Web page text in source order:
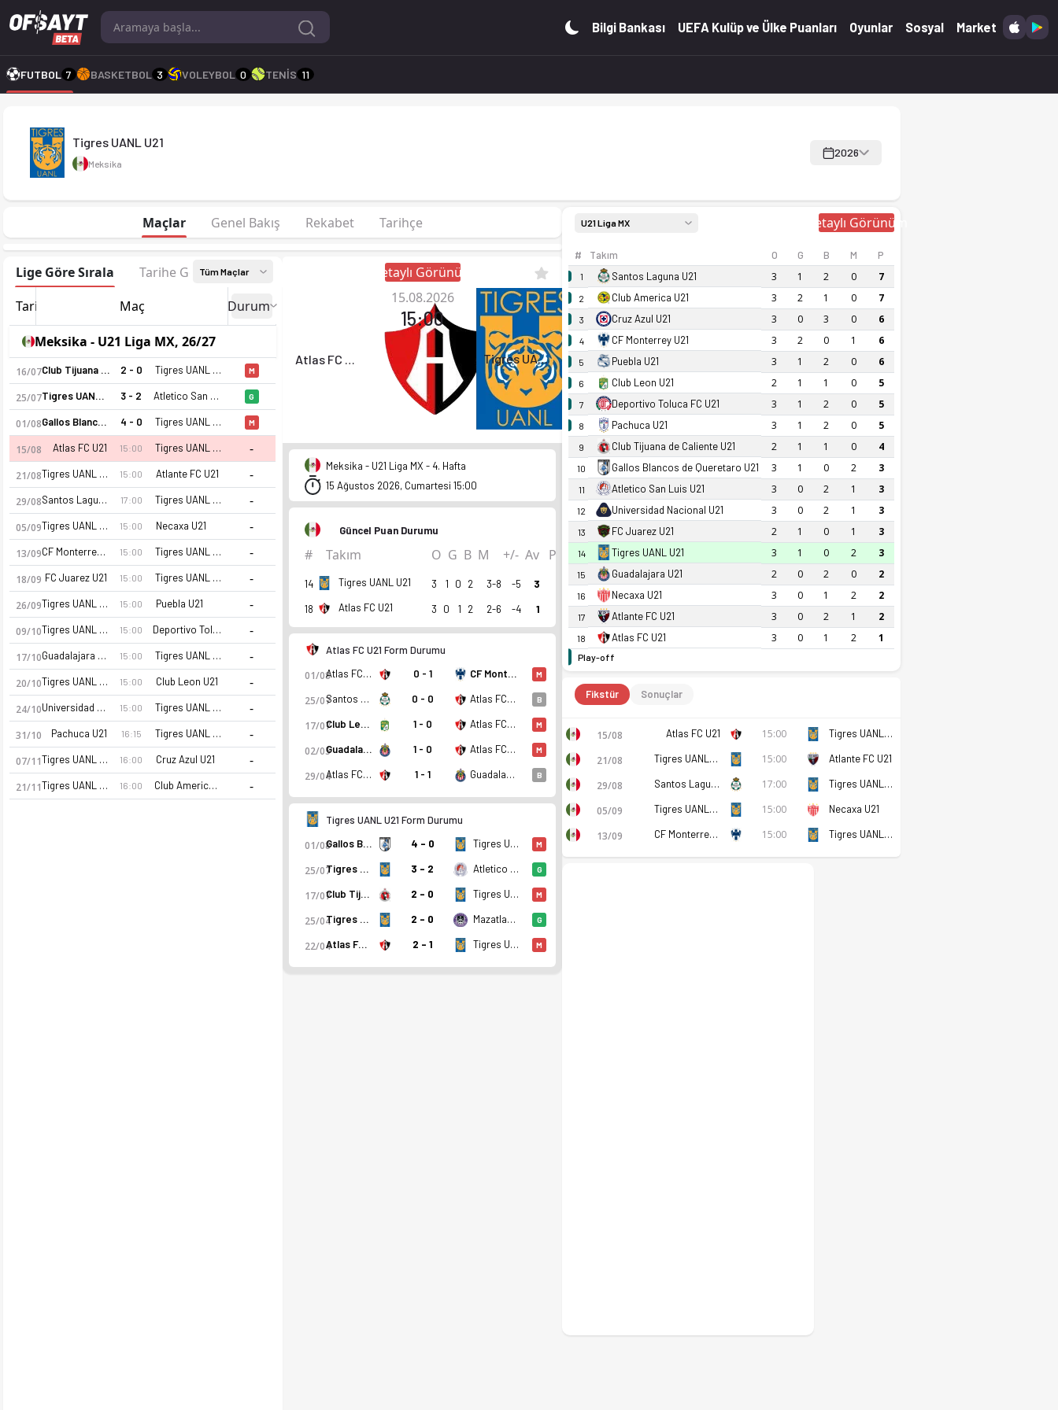
Tigres UANL U21 2026 sezonu | U21 Liga MX'de 14. sırada, 3 puan. Kadro, fikstür ve canlı skor Ofsayt'ta.
Bilgi Bankası UEFA Kulüp ve Ülke Puanları Oyunlar Sosyal Market
FUTBOL 7 BASKETBOL 3 VOLEYBOL 0 TENİS 11
Tigres UANL U21
Meksika
2026
Maçlar Genel Bakış Rekabet Tarihçe
Lige Göre Sırala Tarihe Göre Sırala
Tüm Maçlar
Tarih Maç Durum
Meksika - U21 Liga MX, 26/27
16/07 Club Tijuana de Caliente U21 2 - 0 Tigres UANL U21 M
25/07 Tigres UANL U21 3 - 2 Atletico San Luis U21 G
01/08 Gallos Blancos de Queretaro U21 4 - 0 Tigres UANL U21 M
15/08 Atlas FC U21 15:00 Tigres UANL U21 -
21/08 Tigres UANL U21 15:00 Atlante FC U21 -
29/08 Santos Laguna U21 17:00 Tigres UANL U21 -
05/09 Tigres UANL U21 15:00 Necaxa U21 -
13/09 CF Monterrey U21 15:00 Tigres UANL U21 -
18/09 FC Juarez U21 15:00 Tigres UANL U21 -
26/09 Tigres UANL U21 15:00 Puebla U21 -
09/10 Tigres UANL U21 15:00 Deportivo Toluca FC U21 -
17/10 Guadalajara U21 15:00 Tigres UANL U21 -
20/10 Tigres UANL U21 15:00 Club Leon U21 -
24/10 Universidad Nacional U21 15:00 Tigres UANL U21 -
31/10 Pachuca U21 16:15 Tigres UANL U21 -
07/11 Tigres UANL U21 16:00 Cruz Azul U21 -
21/11 Tigres UANL U21 16:00 Club America U21 -
Detaylı Görünüm
15.08.2026
15:00
Tigres UANL U21
Meksika - U21 Liga MX - 4. Hafta
15 Ağustos 2026, Cumartesi 15:00
Güncel Puan Durumu
# Takım O G B M +/- Av P
14 Tigres UANL U21 3 1 0 2 3-8 -5
3
18
Atlas FC U21 3 0 1 2 2-6 -4 1
Atlas FC U21 Form Durumu
01/08 Atlas FC U21 0 - 1 CF Monterrey U21 M
25/07 Santos Laguna U21 0 - 0 Atlas FC U21 B
17/07 Club Leon U21 1 - 0 Atlas FC U21 M
02/05 Guadalajara U21 1 - 0 Atlas FC U21 M
29/04 Atlas FC U21 1 - 1 Guadalajara U21 B
Tigres UANL U21 Form Durumu
01/08 Gallos Blancos de Queretaro U21 4 - 0 Tigres UANL U21 M
25/07 Tigres UANL U21 3 - 2 Atletico San Luis U21 G
17/07 Club Tijuana de Caliente U21 2 - 0 Tigres UANL U21 M
25/04 Tigres UANL U21 2 - 0 Mazatlan FC U21 G
22/04 Atlas FC U21 2 - 1 Tigres UANL U21 M
U21 Liga MX Detaylı Görünüm
# Takım O G B M P
1 Santos Laguna U21 3 1 2 0 7
2 Club America U21 3 2 1 0 7
3 Cruz Azul U21 3 0 3 0 6
4 CF Monterrey U21 3 2 0 1 6
5 Puebla U21 3 1 2 0 6
6 Club Leon U21 2 1 1 0 5
7 Deportivo Toluca FC U21 3 1 2 0 5
8 Pachuca U21 3 1 2 0 5
9 Club Tijuana de Caliente U21 2 1 1 0 4
10 Gallos Blancos de Queretaro U21 3 1 0 2 3
11 Atletico San Luis U21 3 0 2 1 3
12 Universidad Nacional U21 3 0 2 1 3
13 FC Juarez U21 2 1 0 1 3
14 Tigres UANL U21 3 1 0 2 3
15 Guadalajara U21 2 0 2 0 2
16 Necaxa U21 3 0 1 2 2
17 Atlante FC U21 3 0 2 1 2
18 Atlas FC U21 3 0 1 2 1
Play-off
Fikstür Sonuçlar
15/08 Atlas FC U21 15:00 Tigres UANL U21
21/08 Tigres UANL U21 15:00 Atlante FC U21
29/08 Santos Laguna U21 17:00 Tigres UANL U21
05/09 Tigres UANL U21 15:00 Necaxa U21
13/09 CF Monterrey U21 15:00 Tigres UANL U21